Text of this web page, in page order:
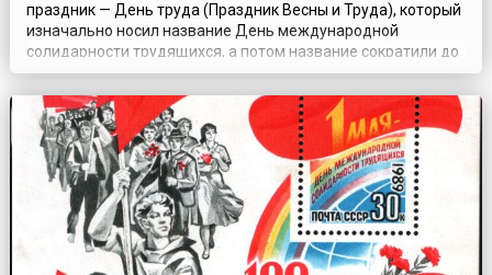
праздник — День труда (Праздник Весны и Труда), который
изначально носил название День международной
солидарности трудящихся, а потом название сократили до
Дня труда.1 мая 1886 года американские рабочие
организовали забастовку в Чикаго, выдвинув требование
8-часового рабочего дня. Забастовка и сопутствующая
демонстрация закончились кровопро...